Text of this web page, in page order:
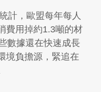
計，歐盟每年每人
費用掉約1.3噸的材
數據還在快速成長
境負擔源，緊追在